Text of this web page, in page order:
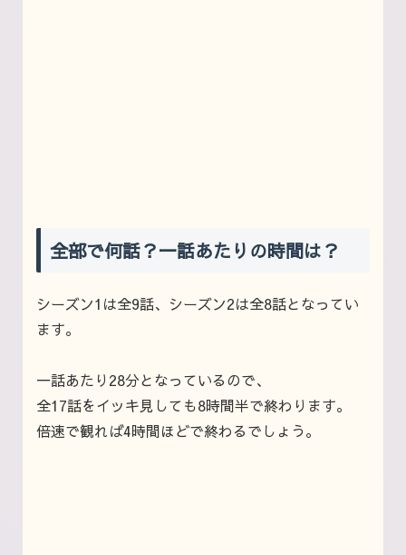
全部で何話？一話あたりの時間は？
シーズン1は全9話、シーズン2は全8話となってい
ます。
一話あたり28分となっているので、
全17話をイッキ見しても8時間半で終わります。
倍速で観れば4時間ほどで終わるでしょう。